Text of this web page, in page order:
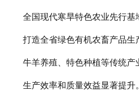
全国现代寒旱特色农业先行基
打造全省绿色有机农畜产品生
牛羊养殖、特色种植等传统产
生产效率和质量效益显著提升